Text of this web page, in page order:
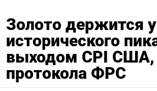
Золото держится у
исторического
выходом CPI США,
протокола ФРС